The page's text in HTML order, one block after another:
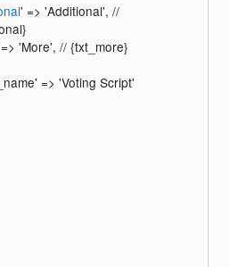
' => 'Additional', //
'More', // {txt_more}
=> 'Voting Script'